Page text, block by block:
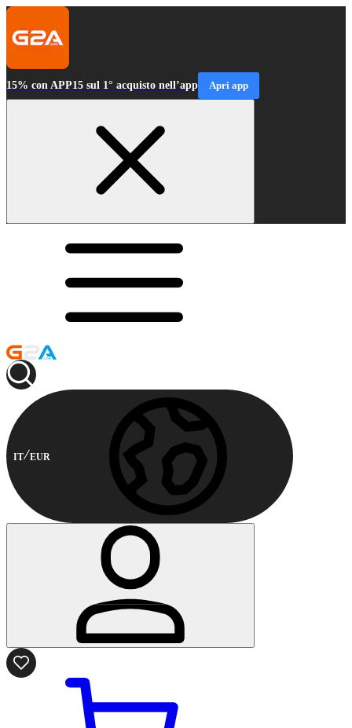
15% con APP15 sul 1° acquisto nell’app Apri app
IT EUR